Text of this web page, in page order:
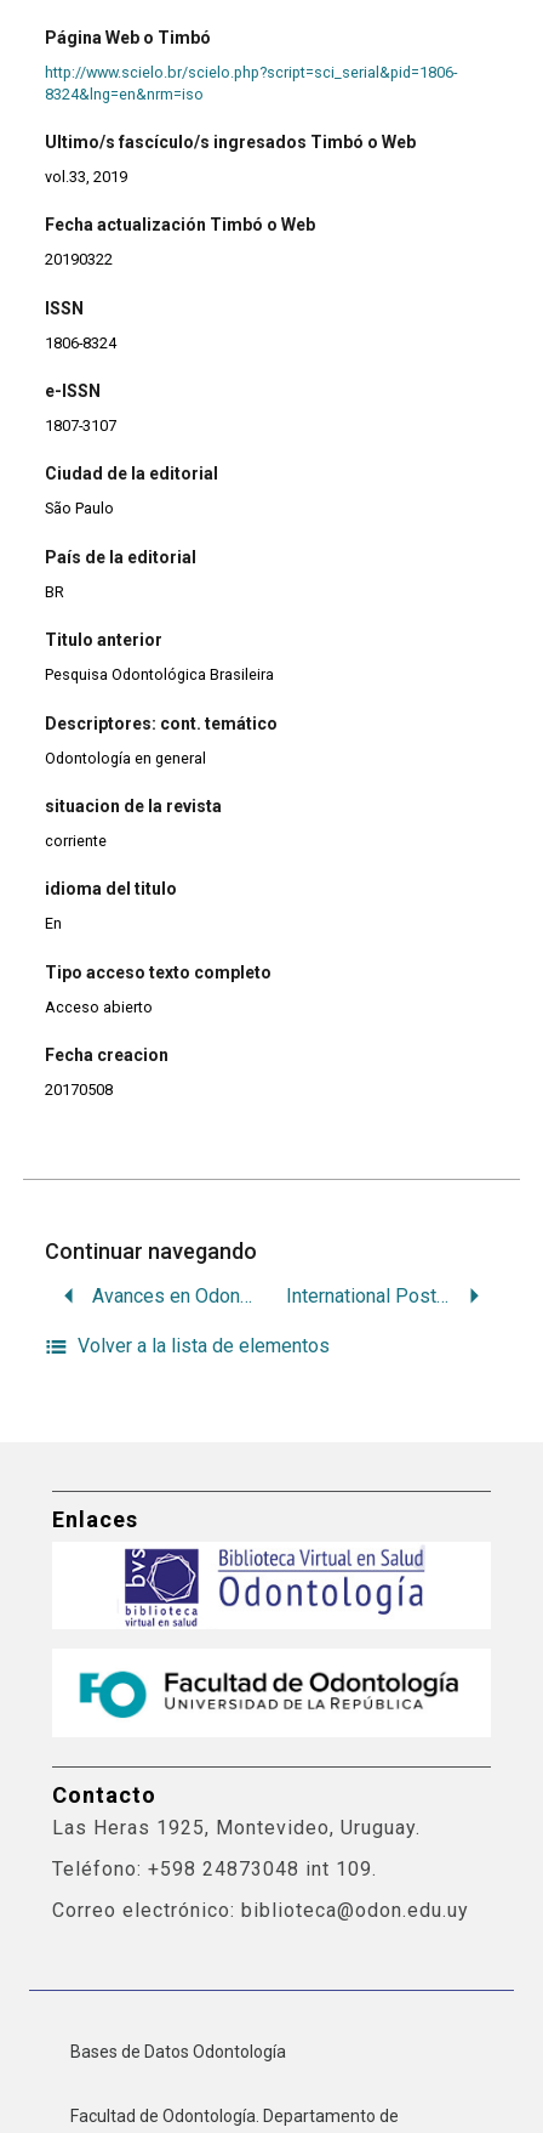
Página Web o Timbó
http://www.scielo.br/scielo.php?script=sci_serial&pid=1806-
8324&lng=en&nrm=iso
Ultimo/s fascículo/s ingresados Timbó o Web
vol.33, 2019
Fecha actualización Timbó o Web
20190322
ISSN
1806-8324
e-ISSN
1807-3107
Ciudad de la editorial
São Paulo
País de la editorial
BR
Titulo anterior
Pesquisa Odontológica Brasileira
Descriptores: cont. temático
Odontología en general
situacion de la revista
corriente
idioma del titulo
En
Tipo acceso texto completo
Acceso abierto
Fecha creacion
20170508
Continuar navegando
Avances en Odontoestomatologia International Poster Journal of Dentistry and Oral Medicine (Online)
Volver a la lista de elementos
Enlaces
Contacto
Las Heras 1925, Montevideo, Uruguay.
Teléfono: +598 24873048 int 109.
Correo electrónico: biblioteca@odon.edu.uy
Bases de Datos Odontología
Facultad de Odontología. Departamento de